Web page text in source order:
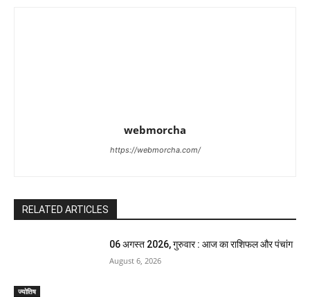
webmorcha
https://webmorcha.com/
RELATED ARTICLES
ज्योतिष
06 अगस्त 2026, गुरुवार : आज का राशिफल और पंचांग
August 6, 2026